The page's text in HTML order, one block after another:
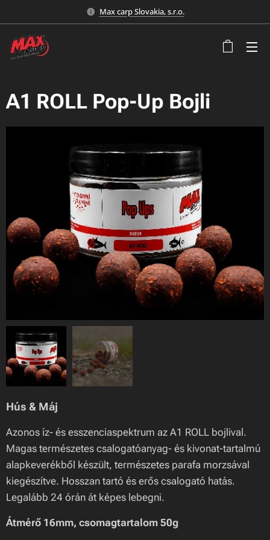
Max carp Slovakia, s.r.o.
A1 ROLL Pop-Up Bojli
Hús & Máj
Azonos íz- és esszenciaspektrum az A1 ROLL bojlival.
Magas természetes csalogatóanyag- és kivonat-tartalmú
alapkeverékből készült, természetes parafa morzsával
kiegészítve. Hosszan tartó és erős csalogató hatás.
Legalább 24 órán át képes lebegni.
Átmérő 16mm, csomagtartalom 50g